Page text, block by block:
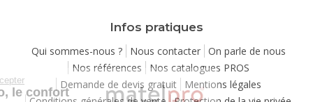
Infos pratiques
Qui sommes-nous ? Nous contacter
On parle de nous
Nos références
Nos catalogues PROS
Demande de devis gratuit
Mentions légales
Continuer sans accepter
Chez Matelpro, le confort